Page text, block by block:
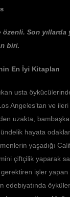
Son yıllarda
biri.
En İyi Kitapları
usta
Angeles’tan ve
uzakta,
hayata
yaşadığı
çiftçilik yaparak
işler yapan
edebiyatında